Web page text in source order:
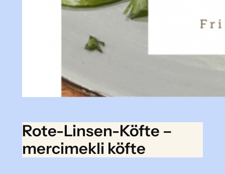
Rote-Linsen-Köfte –
mercimekli köfte